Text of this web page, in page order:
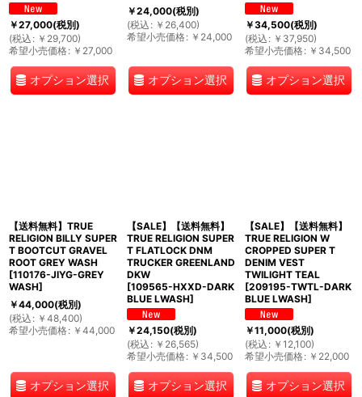
￥27,000(税別)
(税込 : ￥ 29,700)
希望小売価格: ￥ 27,000
オプション選択
￥24,000(税別)
(税込 : ￥ 26,400)
希望小売価格: ￥ 24,000
オプション選択
￥34,500(税別)
(税込 : ￥ 37,950)
希望小売価格: ￥ 34,500
オプション選択
【送料無料】TRUE
RELIGION BILLY SUPER
T BOOTCUT GRAVEL
ROOT GREY WASH
[110176-JIYG-GREY
WASH]
￥44,000(税別)
(税込 : ￥ 48,400)
希望小売価格: ￥ 44,000
オプション選択
【SALE】【送料無料】
TRUE RELIGION SUPER
T FLATLOCK DNM
TRUCKER GREENLAND
DKW
[109565-HXXD-DARK
BLUE LWASH]
￥24,150(税別)
(税込 : ￥ 26,565)
希望小売価格: ￥ 34,500
オプション選択
【SALE】【送料無料】
TRUE RELIGION W
CROPPED SUPER T
DENIM VEST
TWILIGHT TEAL
[209195-TWTL-DARK
BLUE LWASH]
￥11,000(税別)
(税込 : ￥ 12,100)
希望小売価格: ￥ 22,000
オプション選択